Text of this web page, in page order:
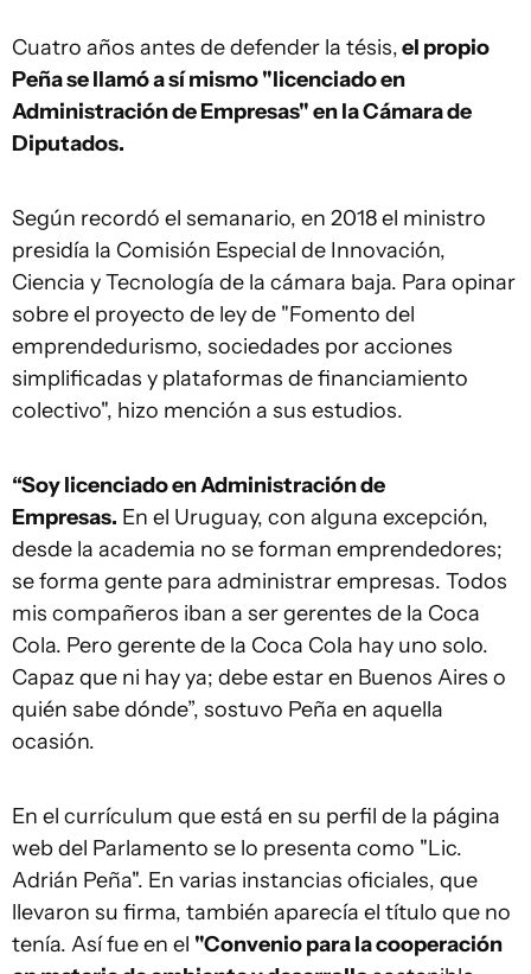
Cuatro años antes de defender la tésis,el propio
Peña se llamó a sí mismo "licenciado en
Administración de Empresas" en la Cámara de
Diputados.
Según recordó el semanario, en 2018 el ministro
presidía la Comisión Especial de Innovación,
Ciencia y Tecnología de la cámara baja. Para opinar
sobre el proyecto de ley de "Fomento del
emprendedurismo, sociedades por acciones
simplificadas y plataformas de financiamiento
colectivo", hizo mención a sus estudios.
“Soy licenciado en Administración de
Empresas. En el Uruguay, con alguna excepción,
desde la academia no se forman emprendedores;
se forma gente para administrar empresas. Todos
mis compañeros iban a ser gerentes de la Coca
Cola. Pero gerente de la Coca Cola hay uno solo.
Capaz que ni hay ya; debe estar en Buenos Aires o
quién sabe dónde”, sostuvo Peña en aquella
ocasión.
En el currículum que está en su perfil de la página
web del Parlamento se lo presenta como "Lic.
Adrián Peña". En varias instancias oficiales, que
llevaron su firma, también aparecía el título que no
tenía. Así fue en el "Convenio para la cooperación